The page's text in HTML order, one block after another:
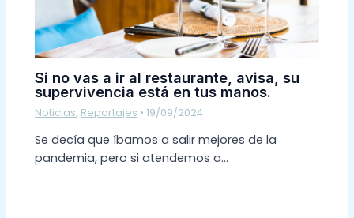
Si no vas a ir al restaurante, avisa, su
supervivencia está en tus manos.
Noticias, Reportajes •19/09/2024
Se decía que íbamos a salir mejores de la
pandemia, pero si atendemos a…